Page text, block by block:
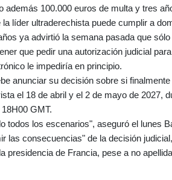
además 100.000 euros de multa y tres
líder ultraderechista puede cumplir a
ya advirtió la semana pasada que
que pedir una autorización judicial
le impediría en principio.
anunciar su decisión sobre si
el 18 de abril y el 2 de mayo de 2027,
GMT.
todos los escenarios", aseguró el lunes
las consecuencias" de la decisión
presidencia de Francia, pese a no